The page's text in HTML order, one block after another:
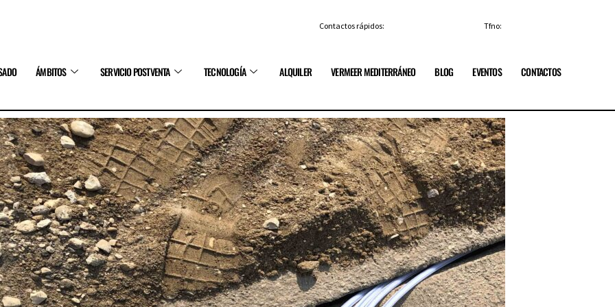
Contactos rápidos: Tfno:
ÁMBITOS SERVICIO POSTVENTA TECNOLOGÍA ALQUILER VERMEER MEDITERRÁNEO BLOG EVENTOS CONTACTOS